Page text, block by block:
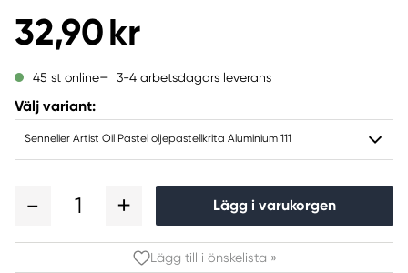
32,90 kr
45 st online 3-4 arbetsdagars leverans
Välj variant:
Sennelier Artist Oil Pastel oljepastellkrita Aluminium 111
1 Lägg i varukorgen
Lägg till i önskelista »